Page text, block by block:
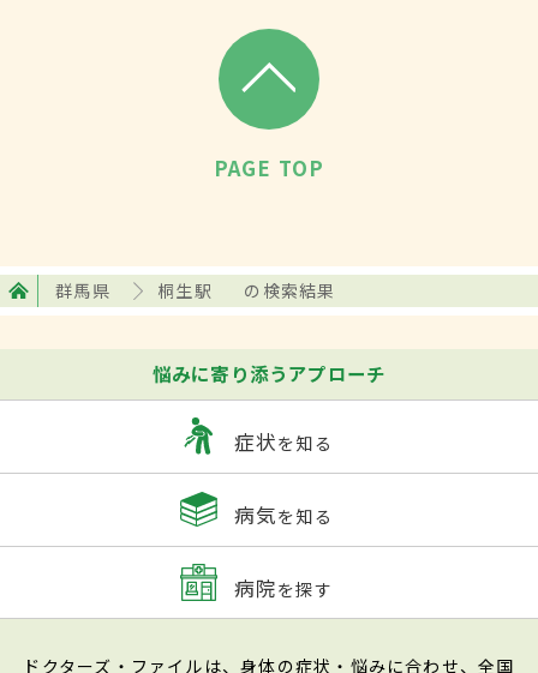
PAGE TOP
群馬県 桐生駅 の検索結果
悩みに寄り添うアプローチ
症状を知る
病気を知る
病院を探す
ドクターズ・ファイルは、身体の症状・悩みに合わせ、全国